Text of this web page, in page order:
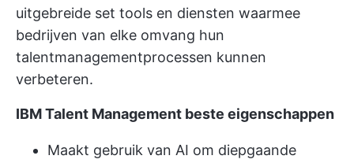
uitgebreide set tools en diensten waarmee
bedrijven van elke omvang hun
talentmanagementprocessen kunnen
verbeteren.
IBM Talent Management beste eigenschappen
Maakt gebruik van AI om diepgaande